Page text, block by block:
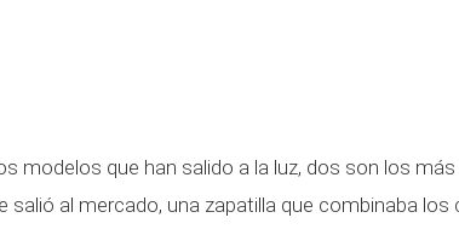
modelos que han salido a la luz, dos son los
salió al mercado, una zapatilla que combinaba los